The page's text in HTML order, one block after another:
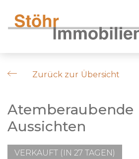
Zurück zur Übersicht
Atemberaubende
Aussichten
VERKAUFT (IN 27 TAGEN)